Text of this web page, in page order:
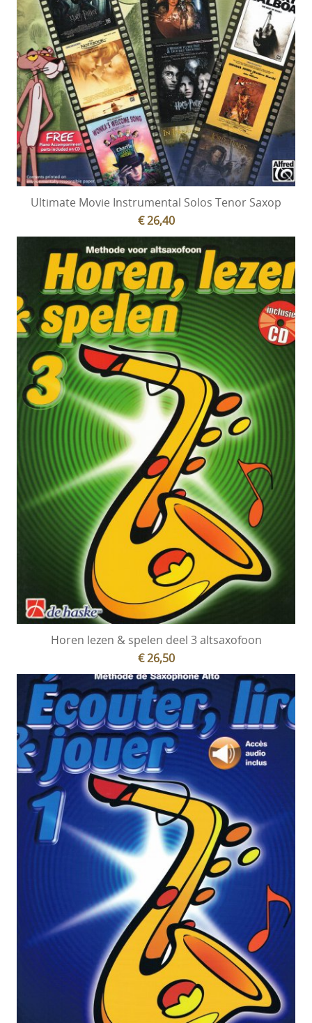
Ultimate Movie Instrumental Solos Tenor Saxop
€ 26,40
Horen lezen & spelen deel 3 altsaxofoon
€ 26,50